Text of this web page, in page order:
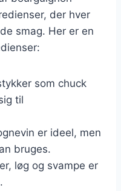
der hver
smag. Her er en
som chuck
til
er ideel, men
bruges.
løg og svampe er